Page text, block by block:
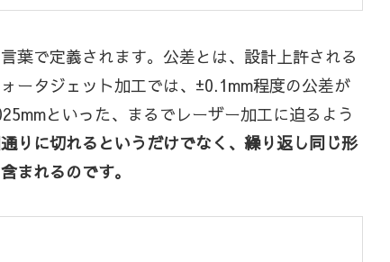
葉で定義されます。公差とは、設計上許される
ータジェット加工では、±0.1mm程度の公差が
といった、まるでレーザー加工に迫るよう
りに切れるというだけでなく、繰り返し同じ形
まれるのです。